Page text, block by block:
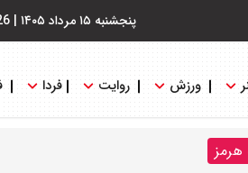
پنجشنبه ۱۵ مرداد ۱۴۰۵ |
ورزش روایت فردا
هرمز